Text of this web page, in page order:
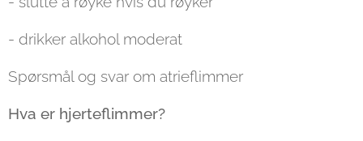
- drikker alkohol moderat
Spørsmål og svar om atrieflimmer
Hva er hjerteflimmer?